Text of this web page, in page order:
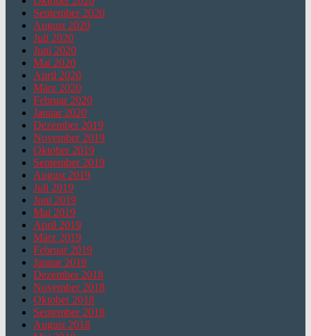
September 2020
August 2020
Juli 2020
Juni 2020
Mai 2020
April 2020
März 2020
Februar 2020
Januar 2020
Dezember 2019
November 2019
Oktober 2019
September 2019
August 2019
Juli 2019
Juni 2019
Mai 2019
April 2019
März 2019
Februar 2019
Januar 2019
Dezember 2018
November 2018
Oktober 2018
September 2018
August 2018